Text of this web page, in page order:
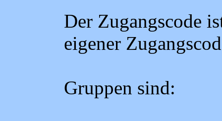
Der Zugangscode
eigener
Gruppen sind: